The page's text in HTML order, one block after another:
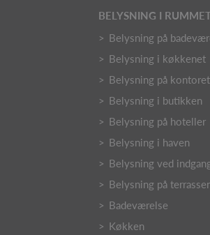
BELYSNING I
Belysning på
Belysning i køkkenet
Belysning på kontoret
Belysning i butikken
Belysning på hoteller
Belysning i haven
Belysning ved
Belysning på
Badeværelse
Køkken